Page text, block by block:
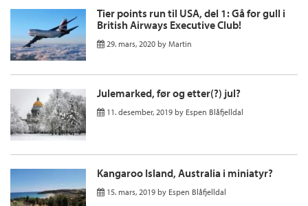
Tier points run til USA, del 1: Gå for gull i
British Airways Executive Club!
29. mars, 2020 by Martin
Julemarked, før og etter(?) jul?
11. desember, 2019 by Espen Blåfjelldal
Kangaroo Island, Australia i miniatyr?
15. mars, 2019 by Espen Blåfjelldal